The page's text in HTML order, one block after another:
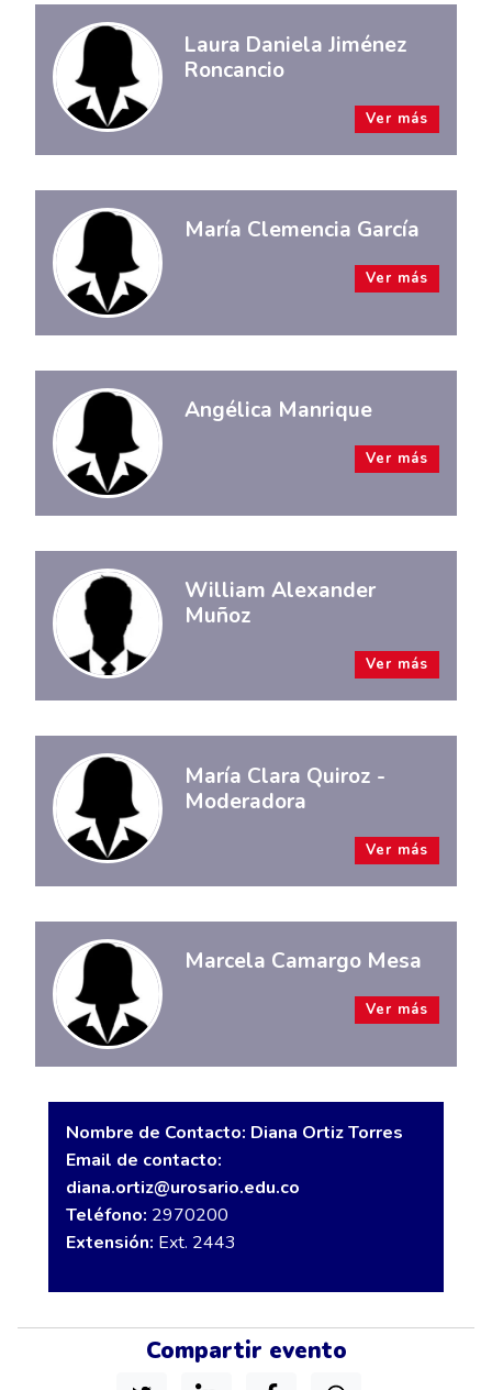
Nombre de Contacto: Diana Ortiz Torres
Email de contacto:
diana.ortiz@urosario.edu.co
Teléfono: 2970200
Extensión: Ext. 2443
Compartir evento
Laura Daniela Jiménez
Roncancio
Ver más
María Clemencia García
Ver más
Angélica Manrique
Ver más
William Alexander
Muñoz
Ver más
María Clara Quiroz -
Moderadora
Ver más
Marcela Camargo Mesa
Ver más